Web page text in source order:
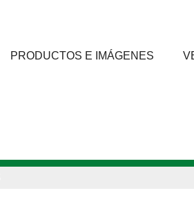
PRODUCTOS E IMÁGENES